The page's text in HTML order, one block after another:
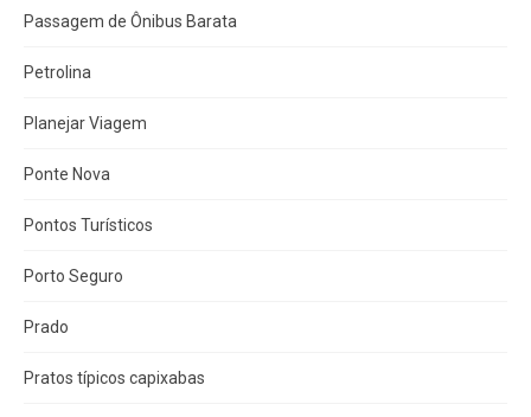
Passagem de Ônibus Barata
Petrolina
Planejar Viagem
Ponte Nova
Pontos Turísticos
Porto Seguro
Prado
Pratos típicos capixabas